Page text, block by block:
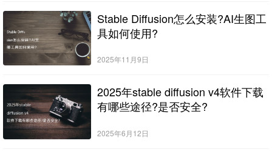
Stable Diffusion怎么安装?AI生图工
具如何使用?
2025年11月9日
2025年stable diffusion v4软件下载
有哪些途径?是否安全?
2025年6月12日